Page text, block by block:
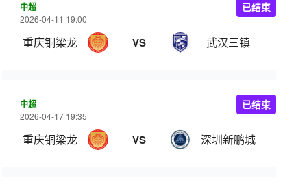
中超
2026-04-11 19:00
重庆铜梁龙 VS 武汉三镇
已结束
中超
2026-04-17 19:35
重庆铜梁龙 VS 深圳新鹏城
已结束